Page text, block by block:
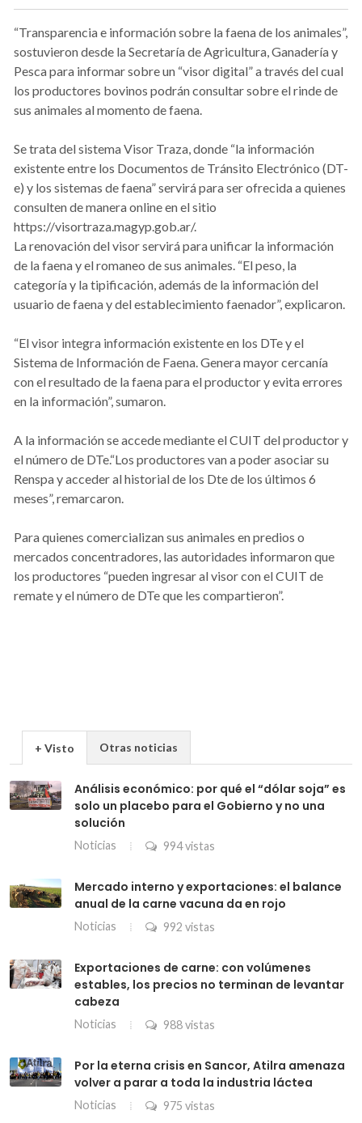
“Transparencia e información sobre la faena de los animales”,
sostuvieron desde la Secretaría de Agricultura, Ganadería y
Pesca para informar sobre un “visor digital” a través del cual
los productores bovinos podrán consultar sobre el rinde de
sus animales al momento de faena.
Se trata del sistema Visor Traza, donde “la información
existente entre los Documentos de Tránsito Electrónico (DT-
e) y los sistemas de faena” servirá para ser ofrecida a quienes
consulten de manera online en el sitio
https://visortraza.magyp.gob.ar/.
La renovación del visor servirá para unificar la información
de la faena y el romaneo de sus animales. “El peso, la
categoría y la tipificación, además de la información del
usuario de faena y del establecimiento faenador”, explicaron.
“El visor integra información existente en los DTe y el
Sistema de Información de Faena. Genera mayor cercanía
con el resultado de la faena para el productor y evita errores
en la información”, sumaron.
A la información se accede mediante el CUIT del productor y
el número de DTe.“Los productores van a poder asociar su
Renspa y acceder al historial de los Dte de los últimos 6
meses”, remarcaron.
Para quienes comercializan sus animales en predios o
mercados concentradores, las autoridades informaron que
los productores “pueden ingresar al visor con el CUIT de
remate y el número de DTe que les compartieron”.
+ Visto Otras noticias
Análisis económico: por qué el “dólar soja” es
solo un placebo para el Gobierno y no una
solución
Noticias 994 vistas
Mercado interno y exportaciones: el balance
anual de la carne vacuna da en rojo
Noticias 992 vistas
Exportaciones de carne: con volúmenes
estables, los precios no terminan de levantar
cabeza
Noticias 988 vistas
Por la eterna crisis en Sancor, Atilra amenaza
volver a parar a toda la industria láctea
Noticias 975 vistas